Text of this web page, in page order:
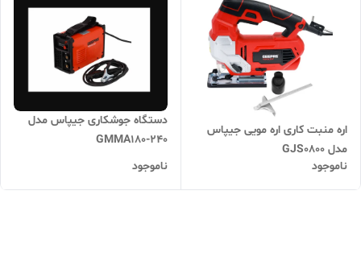
اره منبت کاری اره مویی جیپاس
مدل GJS0800
ناموجود
دستگاه جوشکاری جیپاس مدل
GMMA180-240
ناموجود